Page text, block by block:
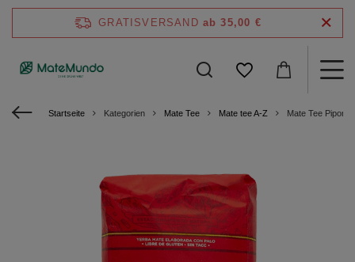
GRATISVERSAND ab 35,00 €
Startseite Kategorien Mate Tee Mate tee A-Z Mate Tee Pipore